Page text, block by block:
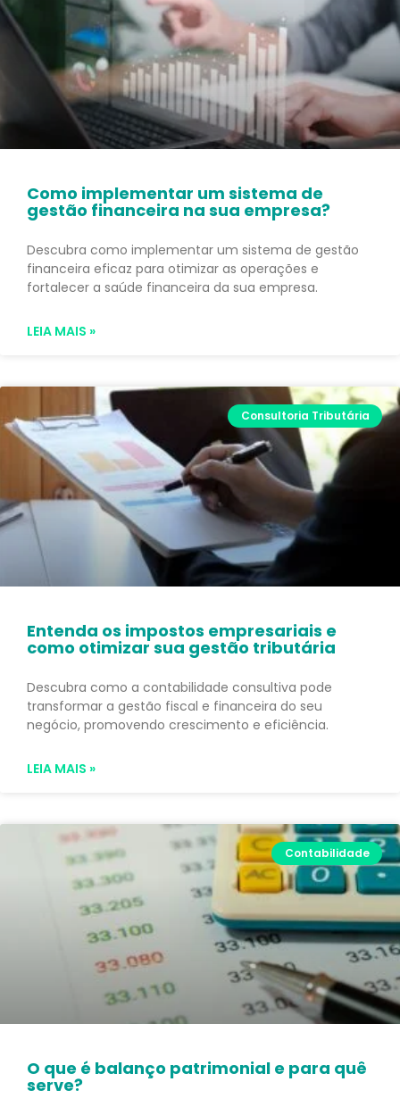
Como implementar um sistema de
gestão financeira na sua empresa?
Descubra como implementar um sistema de gestão
financeira eficaz para otimizar as operações e
fortalecer a saúde financeira da sua empresa.
LEIA MAIS »
Consultoria Tributária
Entenda os impostos empresariais e
como otimizar sua gestão tributária
Descubra como a contabilidade consultiva pode
transformar a gestão fiscal e financeira do seu
negócio, promovendo crescimento e eficiência.
LEIA MAIS »
Contabilidade
O que é balanço patrimonial e para quê
serve?